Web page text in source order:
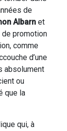
de
Albarn et
de promotion
comme
d’une
absolument
ou
que la
qui, à